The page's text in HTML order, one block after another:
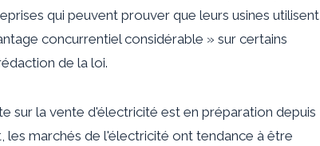
qui peuvent prouver que leurs usines utilisent
concurrentiel considérable » sur certains
de la loi.
sur la vente d'électricité est en préparation depuis
les marchés de l'électricité ont tendance à être